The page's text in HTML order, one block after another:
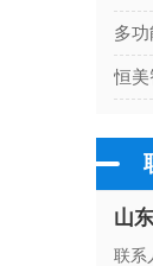
山
联系